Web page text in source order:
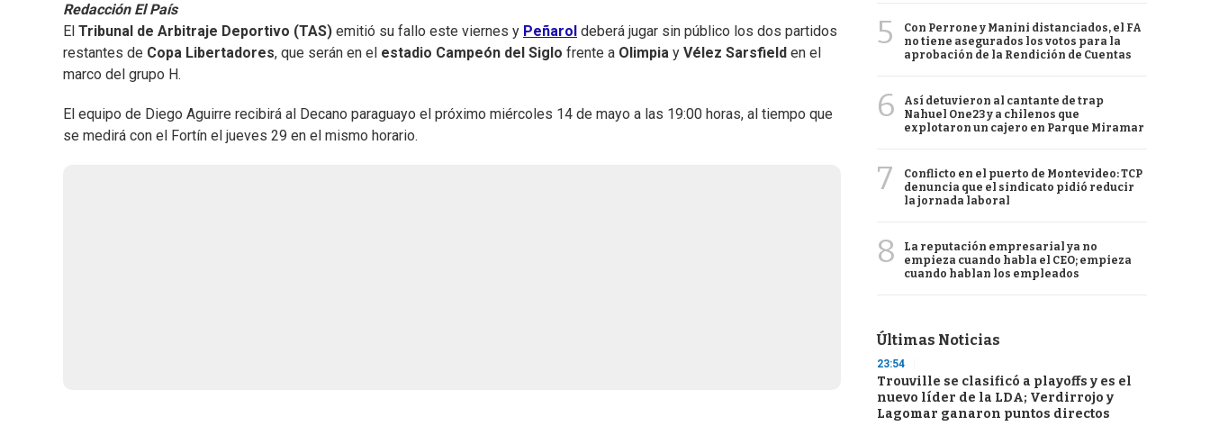
Redacción El País
El Tribunal de Arbitraje Deportivo (TAS) emitió su fallo este viernes y Peñarol deberá jugar sin público los dos partidos
restantes de Copa Libertadores, que serán en el estadio Campeón del Siglo frente a Olimpia y Vélez Sarsfield en el
marco del grupo H.
El equipo de Diego Aguirre recibirá al Decano paraguayo el próximo miércoles 14 de mayo a las 19:00 horas, al tiempo que
se medirá con el Fortín el jueves 29 en el mismo horario.
5
Con Perrone y Manini distanciados, el FA
no tiene asegurados los votos para la
aprobación de la Rendición de Cuentas
6
Así detuvieron al cantante de trap
Nahuel One23 y a chilenos que
explotaron un cajero en Parque Miramar
7
Conflicto en el puerto de Montevideo: TCP
denuncia que el sindicato pidió reducir
la jornada laboral
8
La reputación empresarial ya no
empieza cuando habla el CEO; empieza
cuando hablan los empleados
Últimas Noticias
23:54
Trouville se clasificó a playoffs y es el
nuevo líder de la LDA; Verdirrojo y
Lagomar ganaron puntos directos